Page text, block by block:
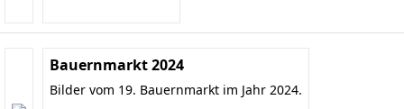
Bauernmarkt 2024
Bilder vom 19. Bauernmarkt im Jahr 2024.